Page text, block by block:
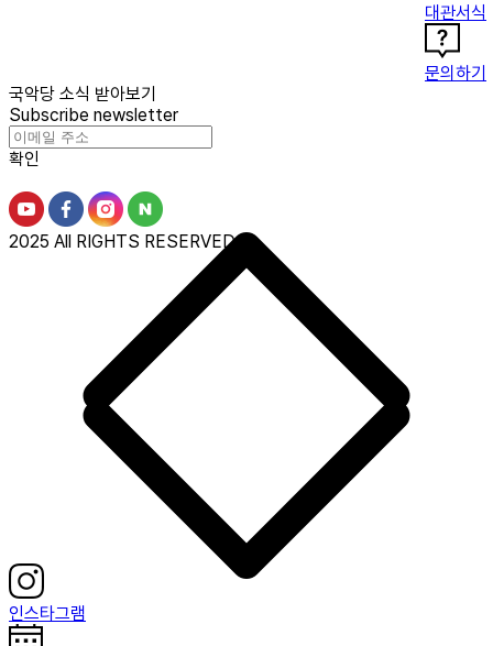
대관서식
문의하기
인스타그램
국악당 소식 받아보기
Subscribe newsletter
확인
2025 All RIGHTS RESERVED.